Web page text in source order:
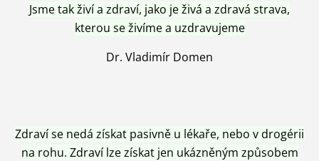
Jsme tak živí a zdraví, jako je živá a zdravá strava,
kterou se živíme a uzdravujeme
Dr. Vladimír Domen
Zdraví se nedá získat pasivně u lékaře, nebo v drogérii
na rohu. Zdraví lze získat jen ukázněným způsobem